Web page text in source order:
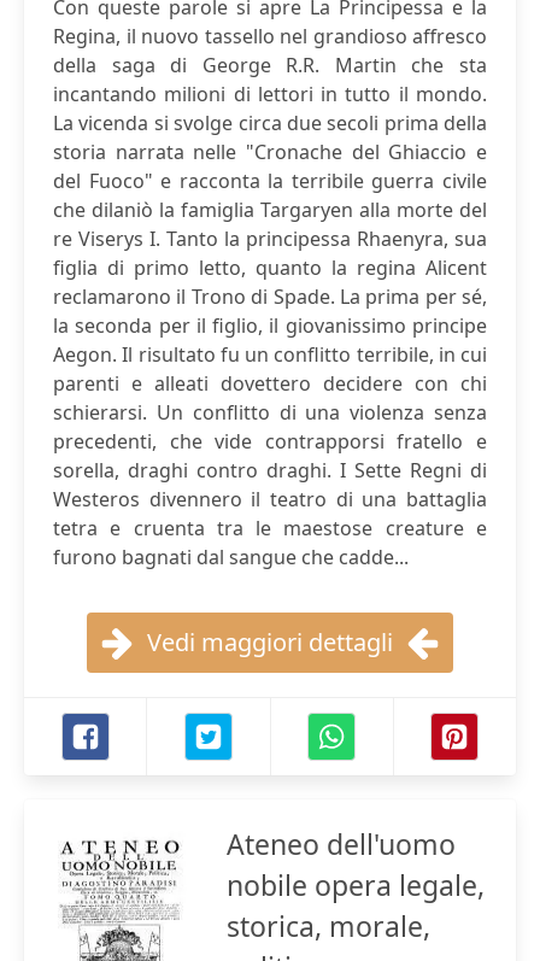
Con queste parole si apre La Principessa e la
Regina, il nuovo tassello nel grandioso affresco
della saga di George R.R. Martin che sta
incantando milioni di lettori in tutto il mondo.
La vicenda si svolge circa due secoli prima della
storia narrata nelle "Cronache del Ghiaccio e
del Fuoco" e racconta la terribile guerra civile
che dilaniò la famiglia Targaryen alla morte del
re Viserys I. Tanto la principessa Rhaenyra, sua
figlia di primo letto, quanto la regina Alicent
reclamarono il Trono di Spade. La prima per sé,
la seconda per il figlio, il giovanissimo principe
Aegon. Il risultato fu un conflitto terribile, in cui
parenti e alleati dovettero decidere con chi
schierarsi. Un conflitto di una violenza senza
precedenti, che vide contrapporsi fratello e
sorella, draghi contro draghi. I Sette Regni di
Westeros divennero il teatro di una battaglia
tetra e cruenta tra le maestose creature e
furono bagnati dal sangue che cadde...
Vedi maggiori dettagli
Ateneo dell'uomo
nobile opera legale,
storica, morale,